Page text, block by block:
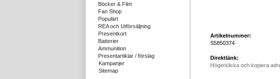
Böcker & Film
Fan Shop
Populärt
REA och Utförsäljning
Presentkort
Batterier
Ammunition
Presentartiklar / förslag
Kampanjer
Sitemap
Artikelnummer:
S5850374
Direktlänk:
Högerklicka och kopiera